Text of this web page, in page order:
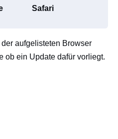
Safari
aufgelisteten Browser
ob ein Update dafür vorliegt.